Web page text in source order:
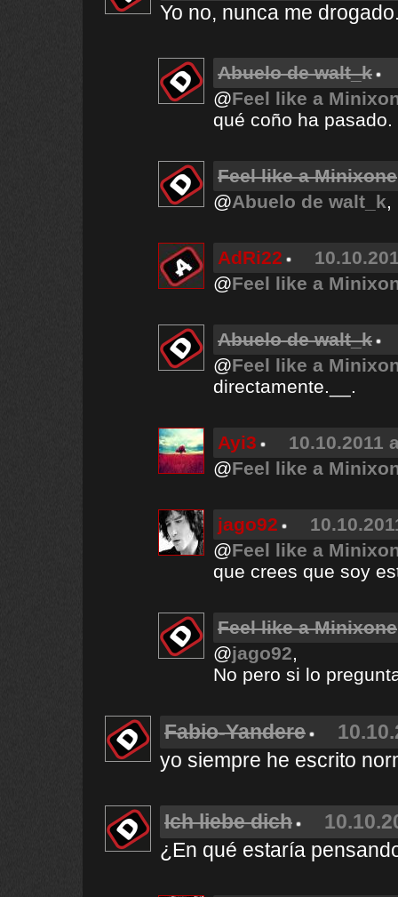
Yo no, nunca me
Abuelo de walt_k
@Feel like a
qué coño ha pasado.
Feel like a Minixone
@Abuelo de walt_k,
AdRi22
@Feel like a
Abuelo de walt_k
@Feel like a
directamente.__.
Ayi3
10.10.2011
@Feel like a
jago92
@Feel like a
que crees que soy
Feel like a Minixone
@jago92,
No pero si lo
Fabio-Yandere
yo siempre he escrito
Ich liebe dich
¿En qué estaría